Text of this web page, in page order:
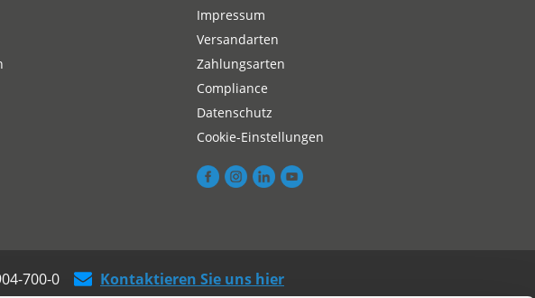
Impressum
Versandarten
Zahlungsarten
Compliance
Datenschutz
Cookie-Einstellungen
700-0 Kontaktieren Sie uns hier